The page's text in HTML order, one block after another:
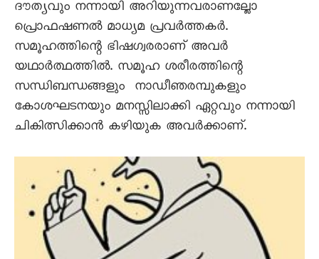
ദൗത്യവും നന്നായി അറിയുന്നവരാണല്ലോ
പ്രൊഫഷണൽ മാധ്യമ പ്രവർത്തകർ.
സമൂഹത്തിന്റെ ഭിഷഗ്വരരാണ് അവർ
യഥാർത്ഥത്തിൽ. സമൂഹ ശരീരത്തിന്റെ
സന്ധിബന്ധങ്ങളും നാഡീഞരമ്പുകളും
കോശഘടനയും മനസ്സിലാക്കി ഏറ്റവും നന്നായി
ചികിത്സിക്കാൻ കഴിയുക അവർക്കാണ്.